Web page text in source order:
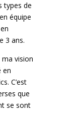
types de
équipe
3 ans.
vision
en
C’est
que
se sont